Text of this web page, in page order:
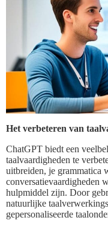
Het verbeteren van
ChatGPT biedt een
taalvaardigheden te
uitbreiden, je grammatica
conversatievaardigheden
hulpmiddel zijn. Door
natuurlijke
gepersonaliseerde